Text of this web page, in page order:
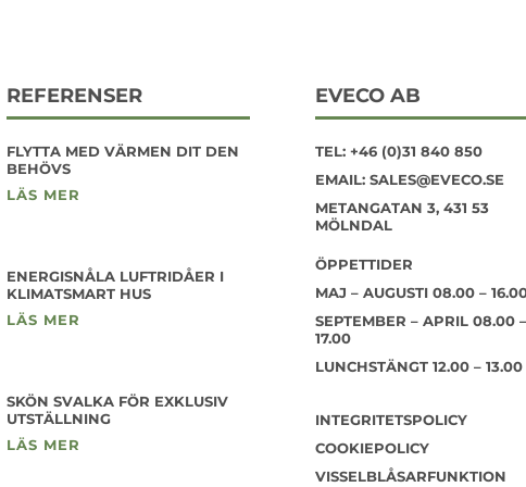
REFERENSER
FLYTTA MED VÄRMEN DIT DEN
BEHÖVS
LÄS MER
ENERGISNÅLA LUFTRIDÅER I
KLIMATSMART HUS
LÄS MER
SKÖN SVALKA FÖR EXKLUSIV
UTSTÄLLNING
LÄS MER
EVECO AB
TEL: +46 (0)31 840 850
EMAIL: SALES@EVECO.SE
METANGATAN 3, 431 53
MÖLNDAL
ÖPPETTIDER
MAJ – AUGUSTI 08.00 –
SEPTEMBER – APRIL 08.00 –
17.00
LUNCHSTÄNGT 12.00 – 13.00
INTEGRITETSPOLICY
COOKIEPOLICY
VISSELBLÅSARFUNKTION